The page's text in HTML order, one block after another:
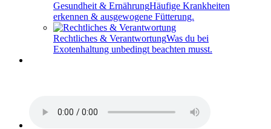
Gesundheit & ErnährungHäufige Krankheiten
erkennen & ausgewogene Fütterung.
Rechtliches & VerantwortungWas du bei
Exotenhaltung unbedingt beachten musst.